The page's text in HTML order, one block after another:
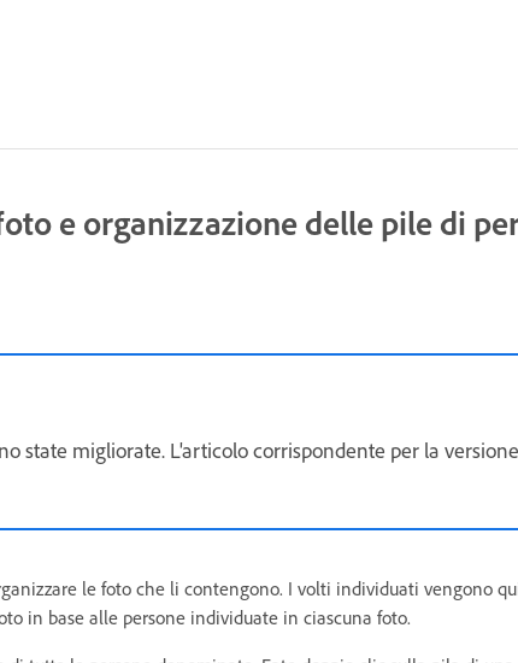
e organizzazione delle pile di
state migliorate. L'articolo corrispondente per la
le foto che li contengono. I volti individuati vengono
in base alle persone individuate in ciascuna foto.